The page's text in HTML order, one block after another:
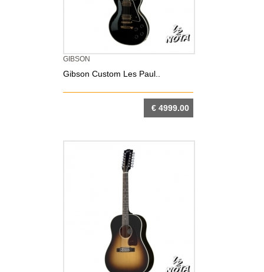
GIBSON
Gibson Custom Les Paul..
€ 4999.00